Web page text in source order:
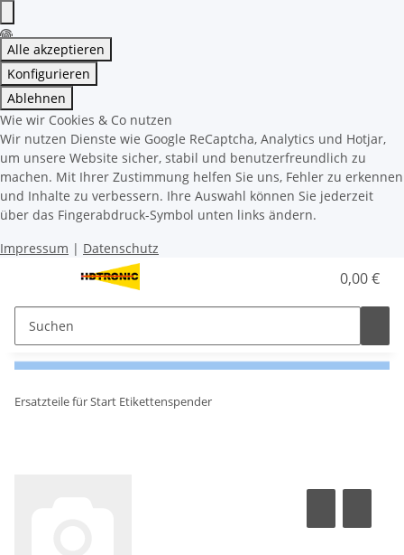
Alle akzeptieren
Konfigurieren
Ablehnen
Wie wir Cookies & Co nutzen
Wir nutzen Dienste wie Google ReCaptcha, Analytics und Hotjar,
um unsere Website sicher, stabil und benutzerfreundlich zu
machen. Mit Ihrer Zustimmung helfen Sie uns, Fehler zu erkennen
und Inhalte zu verbessern. Ihre Auswahl können Sie jederzeit
über das Fingerabdruck-Symbol unten links ändern.
Impressum | Datenschutz
0,00 €
Ersatzteile für Start Etikettenspender